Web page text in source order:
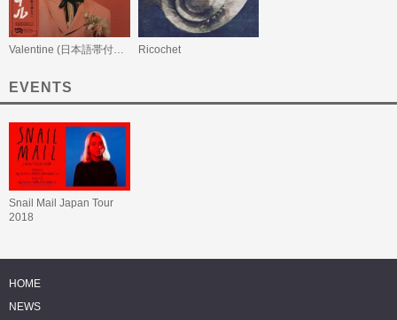
Valentine (日本語帯付LP) Ricochet
EVENTS
Snail Mail Japan Tour
2018
HOME
NEWS